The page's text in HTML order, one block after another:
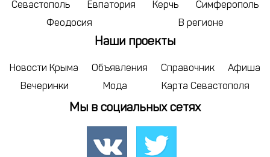
Севастополь Евпатория Керчь
Симферополь
Феодосия
В регионе
Наши проекты
Новости Крыма Объявления Справочник
Афиша
Вечеринки
Мода Карта Севастополя
Мы в социальных сетях